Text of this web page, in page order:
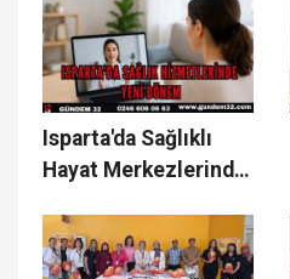
Isparta'da Sağlıklı
Hayat Merkezlerinde
Dönemi